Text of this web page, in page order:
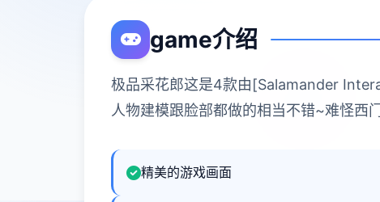
game介绍
极品采花郎这是4款由[Salamander
人物建模跟脸部都做的相当不错~难怪西
精美的游戏画面